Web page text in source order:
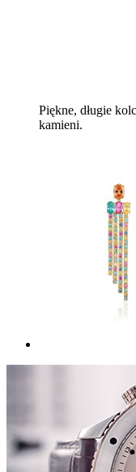
Piękne, długie
kamieni.